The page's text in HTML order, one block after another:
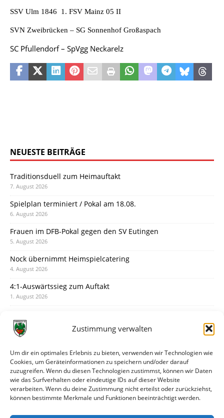
Zustimmung verwalten
Um dir ein optimales Erlebnis zu bieten, verwenden wir Technologien wie
Cookies, um Geräteinformationen zu speichern und/oder darauf
zuzugreifen. Wenn du diesen Technologien zustimmst, können wir Daten
wie das Surfverhalten oder eindeutige IDs auf dieser Website
verarbeiten. Wenn du deine Zustimmung nicht erteilst oder zurückziehst,
können bestimmte Merkmale und Funktionen beeinträchtigt werden.
SSV Ulm 1846  1. FSV Mainz 05 II
SVN Zweibrücken – SG Sonnenhof Großaspach
SC Pfullendorf – SpVgg Neckarelz
NEUESTE BEITRÄGE
Traditionsduell zum Heimauftakt
7. August 2026
Spielplan terminiert / Pokal am 18.08.
6. August 2026
Frauen im DFB-Pokal gegen den SV Eutingen
5. August 2026
Nock übernimmt Heimspielcatering
4. August 2026
4:1-Auswärtssieg zum Auftakt
1. August 2026
31. Juli 2026
30. Juli 2026
Deine Spielminute: 89+1
28. Juli 2026
Neuer Rückensponsor